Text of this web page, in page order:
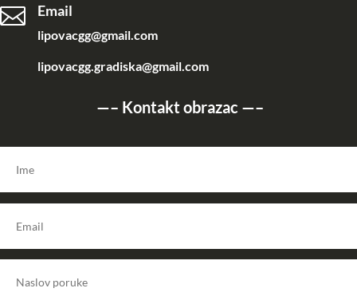
 Email
lipovacgg@gmail.com
lipovacgg.gradiska@gmail.com
—– Kontakt obrazac —–